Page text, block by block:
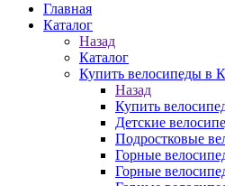
Главная
Каталог
Назад
Каталог
Купить велосипеды в
Назад
Купить
Детские
Подростковые
Горные
Горные